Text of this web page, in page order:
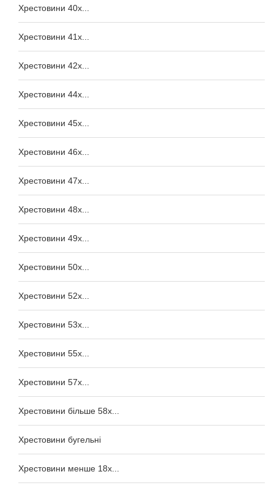
Хрестовини 40x...
Хрестовини 41x...
Хрестовини 42x...
Хрестовини 44x...
Хрестовини 45x...
Хрестовини 46x...
Хрестовини 47x...
Хрестовини 48x...
Хрестовини 49x...
Хрестовини 50x...
Хрестовини 52x...
Хрестовини 53x...
Хрестовини 55x...
Хрестовини 57x...
Хрестовини більше 58x...
Хрестовини бугельні
Хрестовини менше 18x...